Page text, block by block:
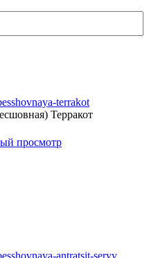
Терракот
просмотр